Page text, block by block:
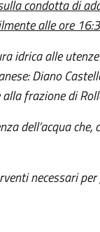
condotta di
alle ore
idrica alle
Diano
frazione di
dell’acqua che,
necessari